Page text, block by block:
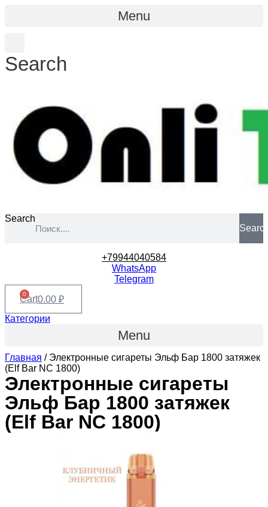
Menu
Search
Search
+79944040584
WhatsApp
Telegram
0.00 ₽
0
Cart
Категории
Menu
Главная / Электронные сигареты Эльф Бар 1800 затяжек
(Elf Bar NC 1800)
Электронные сигареты
Эльф Бар 1800 затяжек
(Elf Bar NC 1800)